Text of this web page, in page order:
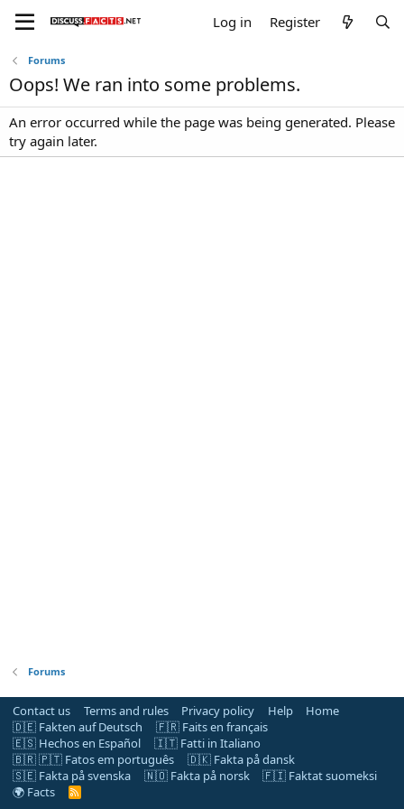
Log in Register
Forums
Oops! We ran into some problems.
An error occurred while the page was being generated. Please
try again later.
Forums
Contact us Terms and rules Privacy policy Help
Home
🇩🇪 Fakten auf Deutsch
🇫🇷 Faits en français
🇪🇸 Hechos en Español
🇮🇹 Fatti in Italiano
🇧🇷 🇵🇹 Fatos em português
🇩🇰 Fakta på dansk
🇸🇪 Fakta på svenska
🇳🇴 Fakta på norsk
🇫🇮 Faktat suomeksi
🌍 Facts
R